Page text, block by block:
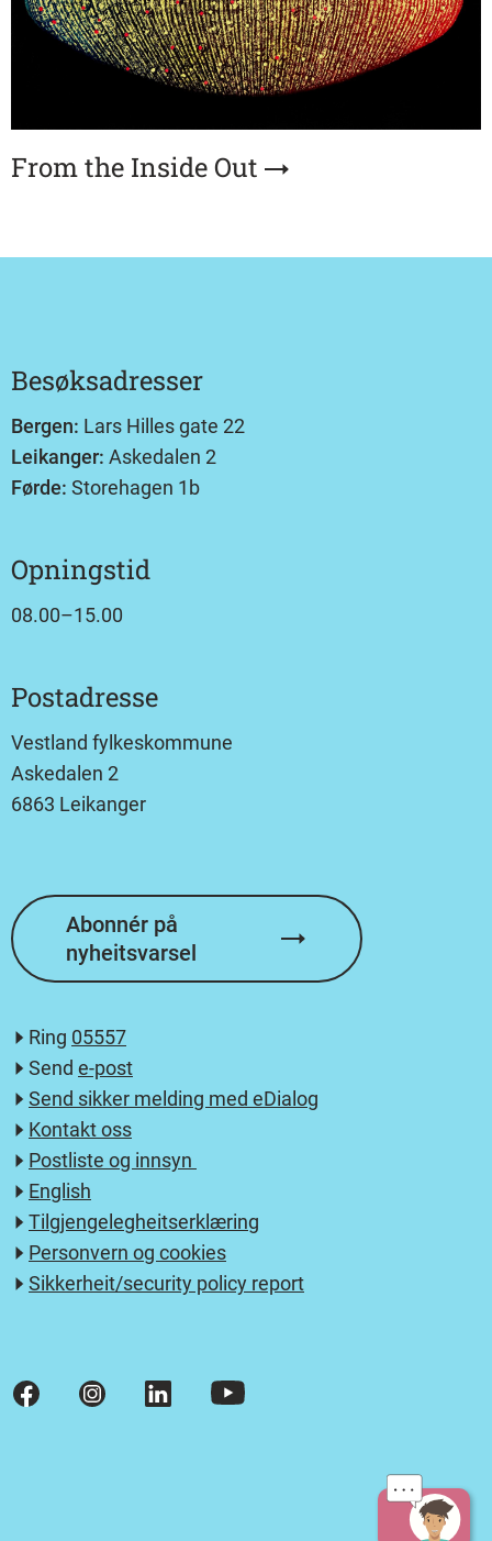
From the Inside Out
Besøksadresser
Bergen: Lars Hilles gate 22
Leikanger: Askedalen 2
Førde: Storehagen 1b
Opningstid
08.00–15.00
Postadresse
Vestland fylkeskommune
Askedalen 2
6863 Leikanger
Abonnér på
nyheitsvarsel
Ring 05557
Send e-post
Send sikker melding med eDialog
Kontakt oss
Postliste og innsyn
English
Tilgjengelegheitserklæring
Personvern og cookies
Sikkerheit/security policy report